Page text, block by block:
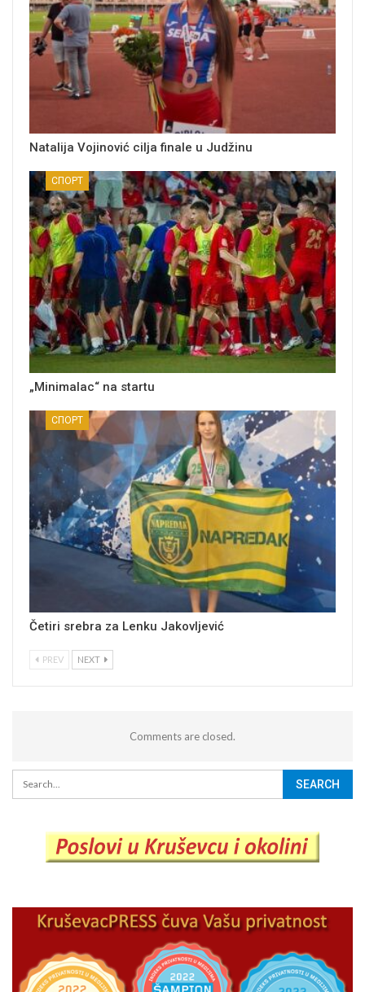
Natalija Vojinović cilja finale u Judžinu
СПОРТ
„Minimalac“ na startu
СПОРТ
Četiri srebra za Lenku Jakovljević
PREV NEXT
Comments are closed.